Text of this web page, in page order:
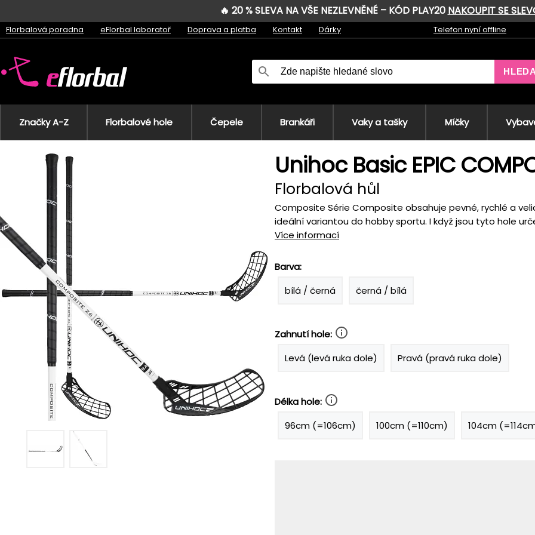
🔥 20 % SLEVA NA VŠE NEZLEVNĚNÉ – KÓD PLAY20 NAKOUPIT SE
Florbalová poradna eFlorbal laboratoř Doprava a platba Kontakt Dárky Telefon nyní offline
Značky A-Z Florbalové hole Čepele Brankáři Vaky a tašky Míčky
Unihoc Basic EPIC
Florbalová hůl
Composite Série Composite obsahuje pevné, rychlé a
ideální variantou do hobby sportu. I když jsou tyto hole
Více informací
Barva:
bílá / černá
černá / bílá
Zahnutí hole:
Levá (levá ruka dole)
Pravá (pravá ruka dole)
Délka hole:
96cm (=106cm)
100cm (=110cm) 104cm